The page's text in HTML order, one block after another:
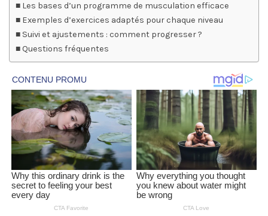
Les bases d’un programme de musculation efficace
Exemples d’exercices adaptés pour chaque niveau
Suivi et ajustements : comment progresser ?
Questions fréquentes